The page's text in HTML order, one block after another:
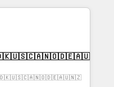
With over 115
on EMEA - USA